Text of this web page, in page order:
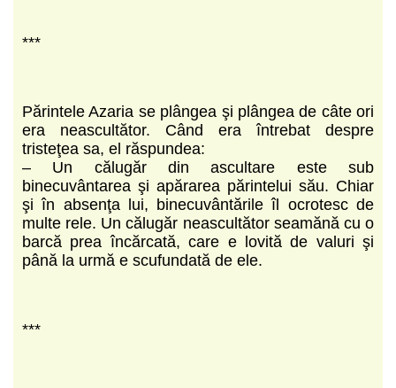
***
Părintele Azaria se plângea şi plângea de câte ori
era neascultător. Când era întrebat despre
tristeţea sa, el răspundea:
– Un călugăr din ascultare este sub
binecuvântarea şi apărarea părintelui său. Chiar
şi în absenţa lui, binecuvântările îl ocrotesc de
multe rele. Un călugăr neascultător seamănă cu o
barcă prea încărcată, care e lovită de valuri şi
până la urmă e scufundată de ele.
***